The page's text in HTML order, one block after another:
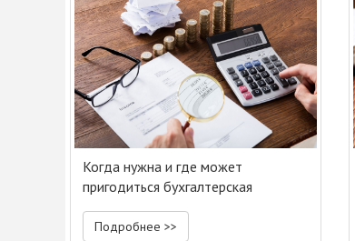
Когда нужна и где может
пригодиться бухгалтерская
экспертиза?
Подробнее >>